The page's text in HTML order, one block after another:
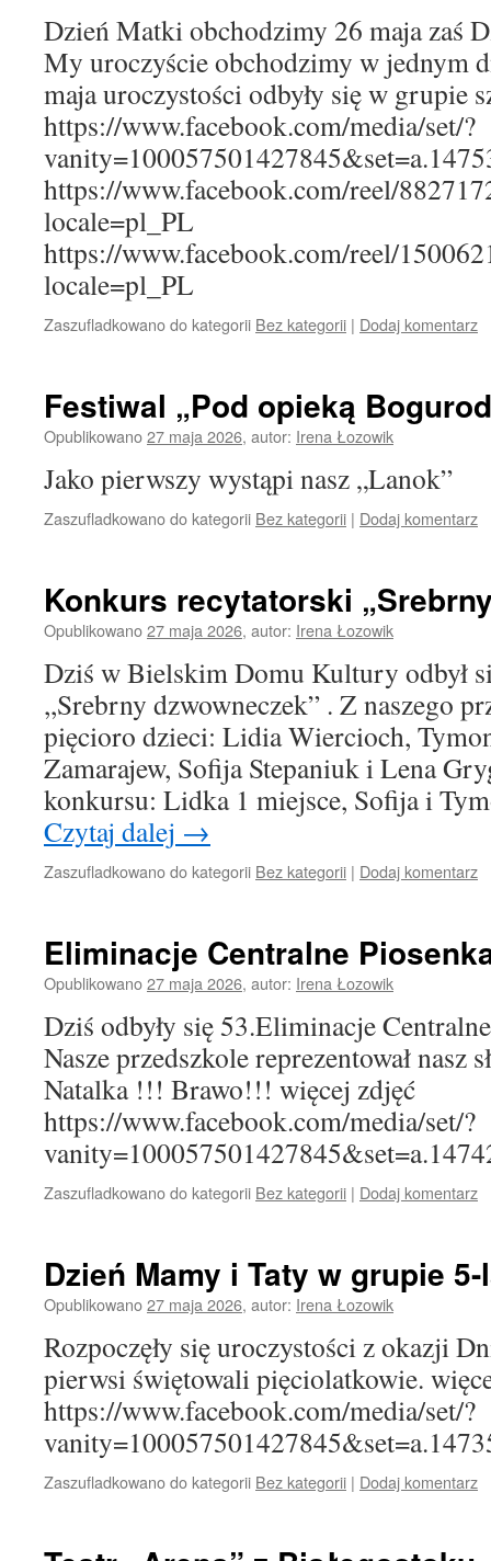
Dzień Matki obchodzimy 26 maja zaś
My uroczyście obchodzimy w jednym
maja uroczystości odbyły się w grupie
https://www.facebook.com/media/set/?
https://www.facebook.com/reel/
locale=pl_PL
https://www.facebook.com/reel/
locale=pl_PL
Zaszufladkowano do kategorii Bez kategorii | Dodaj komentarz
Festiwal „Pod opieką
Opublikowano27 maja 2026, autor: Irena Łozowik
Jako pierwszy wystąpi nasz „Lanok”
Zaszufladkowano do kategorii Bez kategorii | Dodaj komentarz
Konkurs recytatorski
Opublikowano27 maja 2026, autor: Irena Łozowik
Dziś w Bielskim Domu Kultury odbył
,,Srebrny dzwowneczek” . Z naszego
pięcioro dzieci: Lidia Wiercioch,
Zamarajew, Sofija Stepaniuk i Lena
konkursu: Lidka 1 miejsce, Sofija i
Czytaj dalej →
Zaszufladkowano do kategorii Bez kategorii | Dodaj komentarz
Eliminacje Centralne
Opublikowano27 maja 2026, autor: Irena Łozowik
Dziś odbyły się 53.Eliminacje
Nasze przedszkole reprezentował nasz
Natalka !!! Brawo!!! więcej zdjęć
https://www.facebook.com/media/set/?
Zaszufladkowano do kategorii Bez kategorii | Dodaj komentarz
Dzień Mamy i Taty w grupie
Opublikowano27 maja 2026, autor: Irena Łozowik
Rozpoczęły się uroczystości z okazji
pierwsi świętowali pięciolatkowie.
https://www.facebook.com/media/set/?
Zaszufladkowano do kategorii Bez kategorii | Dodaj komentarz